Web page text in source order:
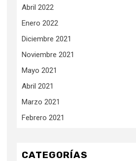
Abril 2022
Enero 2022
Diciembre 2021
Noviembre 2021
Mayo 2021
Abril 2021
Marzo 2021
Febrero 2021
CATEGORÍAS